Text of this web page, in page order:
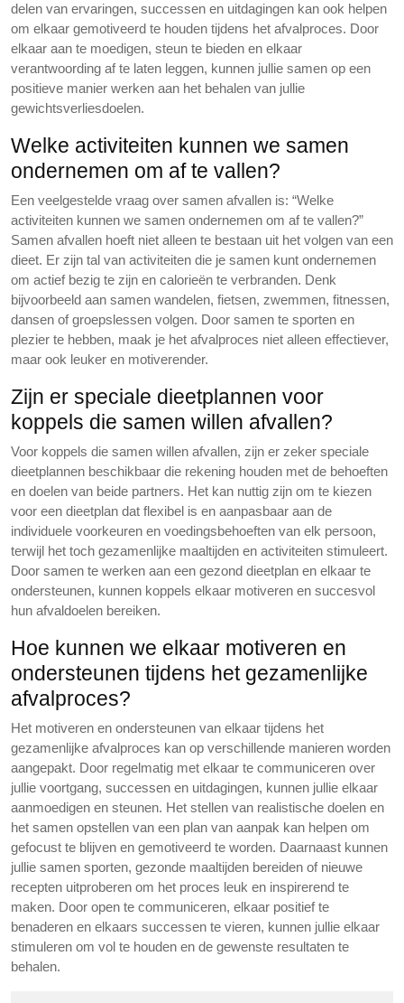
delen van ervaringen, successen en uitdagingen kan ook helpen
om elkaar gemotiveerd te houden tijdens het afvalproces. Door
elkaar aan te moedigen, steun te bieden en elkaar
verantwoording af te laten leggen, kunnen jullie samen op een
positieve manier werken aan het behalen van jullie
gewichtsverliesdoelen.
Welke activiteiten kunnen we samen
ondernemen om af te vallen?
Een veelgestelde vraag over samen afvallen is: “Welke
activiteiten kunnen we samen ondernemen om af te vallen?”
Samen afvallen hoeft niet alleen te bestaan uit het volgen van een
dieet. Er zijn tal van activiteiten die je samen kunt ondernemen
om actief bezig te zijn en calorieën te verbranden. Denk
bijvoorbeeld aan samen wandelen, fietsen, zwemmen, fitnessen,
dansen of groepslessen volgen. Door samen te sporten en
plezier te hebben, maak je het afvalproces niet alleen effectiever,
maar ook leuker en motiverender.
Zijn er speciale dieetplannen voor
koppels die samen willen afvallen?
Voor koppels die samen willen afvallen, zijn er zeker speciale
dieetplannen beschikbaar die rekening houden met de behoeften
en doelen van beide partners. Het kan nuttig zijn om te kiezen
voor een dieetplan dat flexibel is en aanpasbaar aan de
individuele voorkeuren en voedingsbehoeften van elk persoon,
terwijl het toch gezamenlijke maaltijden en activiteiten stimuleert.
Door samen te werken aan een gezond dieetplan en elkaar te
ondersteunen, kunnen koppels elkaar motiveren en succesvol
hun afvaldoelen bereiken.
Hoe kunnen we elkaar motiveren en
ondersteunen tijdens het gezamenlijke
afvalproces?
Het motiveren en ondersteunen van elkaar tijdens het
gezamenlijke afvalproces kan op verschillende manieren worden
aangepakt. Door regelmatig met elkaar te communiceren over
jullie voortgang, successen en uitdagingen, kunnen jullie elkaar
aanmoedigen en steunen. Het stellen van realistische doelen en
het samen opstellen van een plan van aanpak kan helpen om
gefocust te blijven en gemotiveerd te worden. Daarnaast kunnen
jullie samen sporten, gezonde maaltijden bereiden of nieuwe
recepten uitproberen om het proces leuk en inspirerend te
maken. Door open te communiceren, elkaar positief te
benaderen en elkaars successen te vieren, kunnen jullie elkaar
stimuleren om vol te houden en de gewenste resultaten te
behalen.